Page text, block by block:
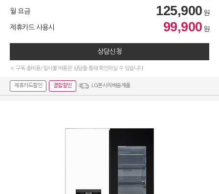
월 요금 125,900 원
제휴카드 사용시 99,900 원
상담신청
※ 구독 총비용/일시불 비용은 상담을 통해 확인하실 수 있습니다.
제휴카드할인 결합할인 LG본사직배송제품